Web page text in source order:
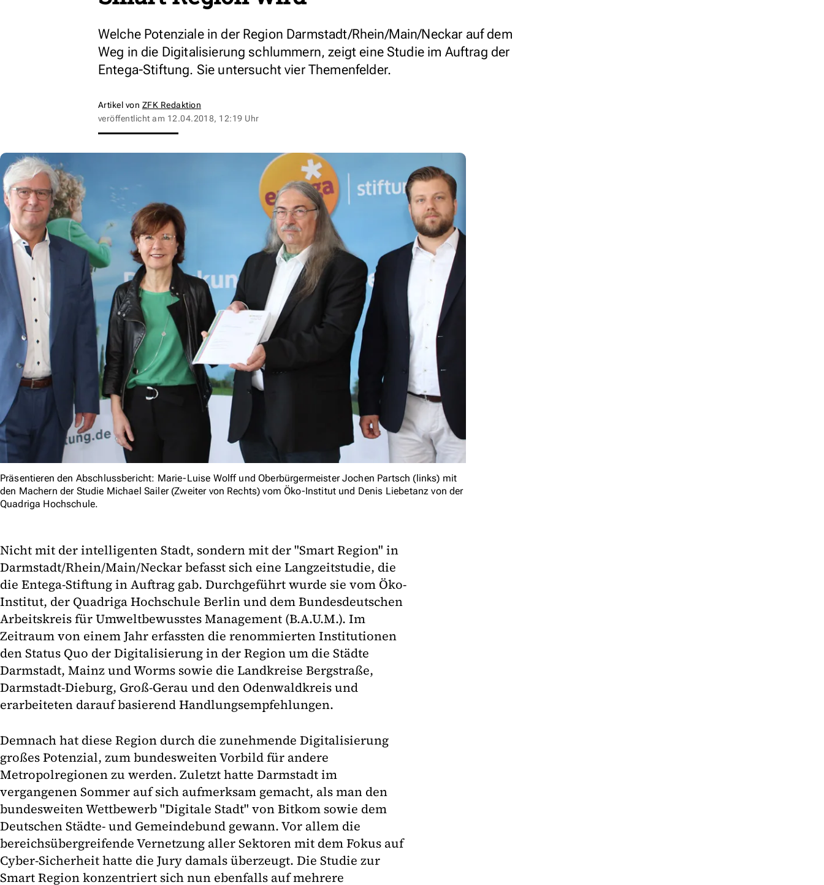
Welche Potenziale in der Region Darmstadt/Rhein/Main/Neckar auf dem
Weg in die Digitalisierung schlummern, zeigt eine Studie im Auftrag der
Entega-Stiftung. Sie untersucht vier Themenfelder.
Artikel von ZFK Redaktion
veröffentlicht am 12.04.2018, 12:19 Uhr
Präsentieren den Abschlussbericht: Marie-Luise Wolff und Oberbürgermeister Jochen Partsch (links) mit
den Machern der Studie Michael Sailer (Zweiter von Rechts) vom Öko-Institut und Denis Liebetanz von der
Quadriga Hochschule.
Nicht mit der intelligenten Stadt, sondern mit der "Smart Region" in
Darmstadt/Rhein/Main/Neckar befasst sich eine Langzeitstudie, die
die Entega-Stiftung in Auftrag gab. Durchgeführt wurde sie vom Öko-
Institut, der Quadriga Hochschule Berlin und dem Bundesdeutschen
Arbeitskreis für Umweltbewusstes Management (B.A.U.M.). Im
Zeitraum von einem Jahr erfassten die renommierten Institutionen
den Status Quo der Digitalisierung in der Region um die Städte
Darmstadt, Mainz und Worms sowie die Landkreise Bergstraße,
Darmstadt-Dieburg, Groß-Gerau und den Odenwaldkreis und
erarbeiteten darauf basierend Handlungsempfehlungen.
Demnach hat diese Region durch die zunehmende Digitalisierung
großes Potenzial, zum bundesweiten Vorbild für andere
Metropolregionen zu werden. Zuletzt hatte Darmstadt im
vergangenen Sommer auf sich aufmerksam gemacht, als man den
bundesweiten Wettbewerb "Digitale Stadt" von Bitkom sowie dem
Deutschen Städte- und Gemeindebund gewann. Vor allem die
bereichsübergreifende Vernetzung aller Sektoren mit dem Fokus auf
Cyber-Sicherheit hatte die Jury damals überzeugt. Die Studie zur
Smart Region konzentriert sich nun ebenfalls auf mehrere